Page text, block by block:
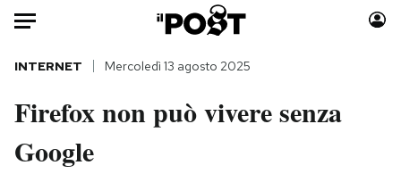
Auto
HOME
Italia
INTERNET Mercoledì 13 agosto 2025
Firefox non può vivere senza
Google